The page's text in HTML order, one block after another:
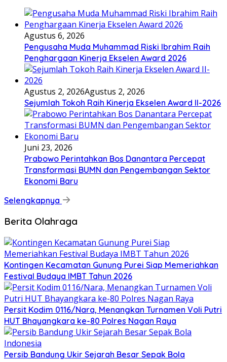
Agustus 6, 2026
Pengusaha Muda Muhammad Riski Ibrahim Raih
Penghargaan Kinerja Ekselen Award 2026
Agustus 2, 2026Agustus 2, 2026
Sejumlah Tokoh Raih Kinerja Ekselen Award II-2026
Juni 23, 2026
Prabowo Perintahkan Bos Danantara Percepat
Transformasi BUMN dan Pengembangan Sektor
Ekonomi Baru
Selengkapnya
Berita Olahraga
Kontingen Kecamatan Gunung Purei Siap Memeriahkan
Festival Budaya IMBT Tahun 2026
Persit Kodim 0116/Nara, Menangkan Turnamen Voli Putri
HUT Bhayangkara ke-80 Polres Nagan Raya
Persib Bandung Ukir Sejarah Besar Sepak Bola